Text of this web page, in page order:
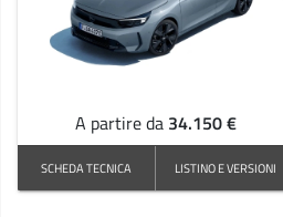
A partire da 34.150 €
SCHEDA TECNICA LISTINO E VERSIONI